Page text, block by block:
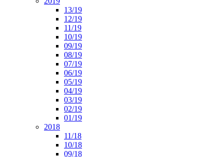
13/19
12/19
11/19
10/19
09/19
08/19
07/19
06/19
05/19
04/19
03/19
02/19
01/19
2018
11/18
10/18
09/18